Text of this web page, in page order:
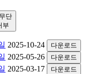
단
부
2025-10-24 다운로드
2025-05-26 다운로드
2025-03-17 다운로드